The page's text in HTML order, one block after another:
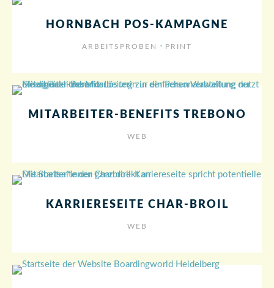
HORNBACH POS-KAMPAGNE
ARBEITSPROBEN ⋅ PRINT
MITARBEITER-BENEFITS TREBONO
WEB
KARRIERESEITE CHAR-BROIL
WEB